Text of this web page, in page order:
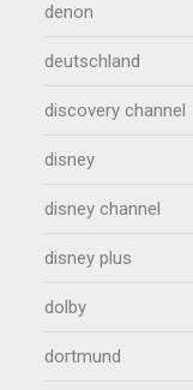
denon
deutschland
discovery channel
disney
disney channel
disney plus
dolby
dortmund